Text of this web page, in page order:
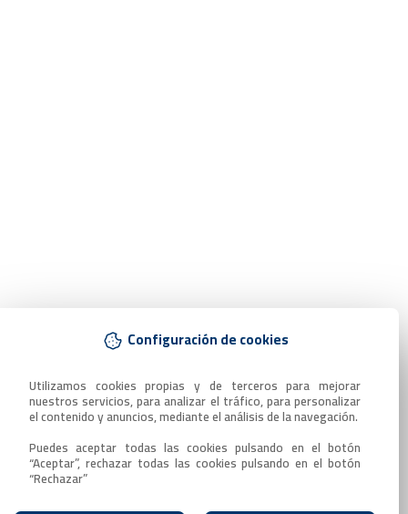
Configuración de cookies
Utilizamos cookies propias y de terceros para mejorar
nuestros servicios, para analizar el tráfico, para personalizar
el contenido y anuncios, mediante el análisis de la navegación.
Puedes aceptar todas las cookies pulsando en el botón
“Aceptar”, rechazar todas las cookies pulsando en el botón
“Rechazar”